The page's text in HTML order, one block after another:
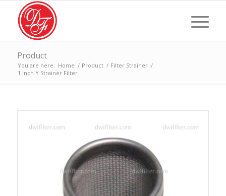
Product
You are here: Home / Product / Filter Strainer /
1 Inch Y Strainer Filter